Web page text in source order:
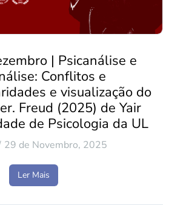
| Psicanálise e
Conflitos e
e visualização do
Freud (2025) de Yair
de Psicologia da UL
29 de Novembro, 2025
Ler Mais